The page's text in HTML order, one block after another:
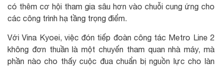
có thêm cơ hội tham gia sâu hơn vào chuỗi cung ứng cho
các công trình hạ tầng trọng điểm.
Với Vina Kyoei, việc đón tiếp đoàn công tác Metro Line 2
không đơn thuần là một chuyến tham quan nhà máy, mà
phần nào cho thấy cuộc đua chuẩn bị nguồn lực cho làn